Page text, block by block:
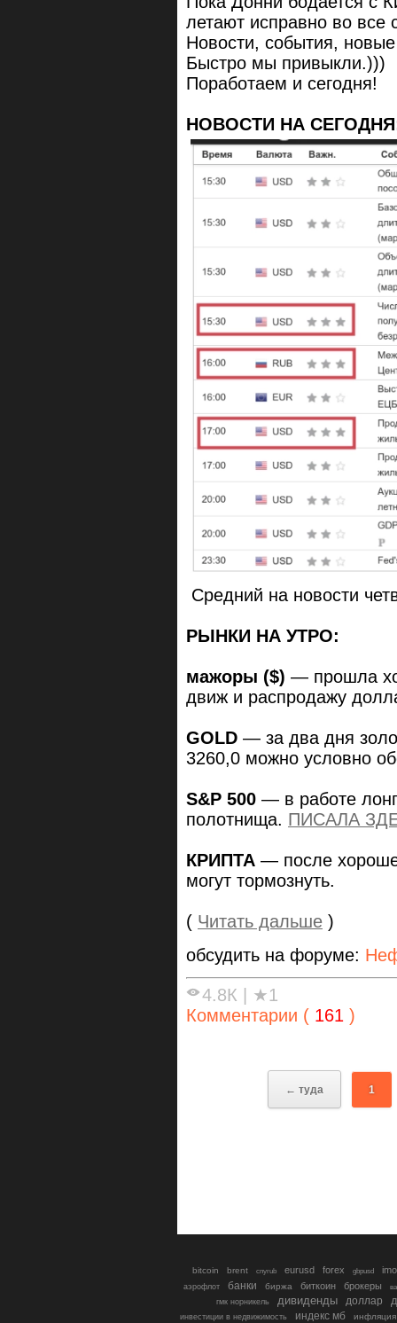
летают исправно во все
Новости, события,
Быстро мы привыкли.)))
Поработаем и сегодня!
НОВОСТИ НА
Средний на новости
РЫНКИ НА УТРО:
мажоры ($) — прошла
движ и распродажу
GOLD — за два дня
3260,0 можно условно
S&P 500 — в работе
полотнища. ПИСАЛА
КРИПТА — после
могут тормознуть.
( Читать дальше )
обсудить на форуме:
4.8К
★1
Комментарии ( 161 )
← туда 1
bitcoin brent cnyrub eurusd forex gbpusd
аэрофлот банки биржа биткоин брокеры
гмк норникель
дивиденды доллар
инвестиции в недвижимость индекс мб
инфляция